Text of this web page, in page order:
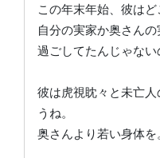
この年末年始、彼は
自分の実家か奥さん
過ごしてたんじゃない
彼は虎視眈々と未亡
うね。
奥さんより若い身体を